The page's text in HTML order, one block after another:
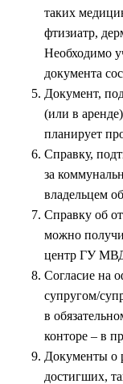
таких
фтизиатр,
Необходимо
документа
Документ,
(или в
планирует
Справку,
за
владельцем
Справку об
можно
центр ГУ
Согласие на
супругом/
в
конторе – в
Документы о
достигших,